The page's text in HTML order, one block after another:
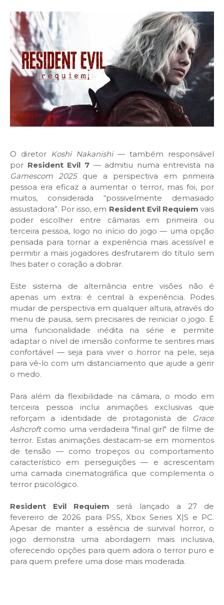
O diretor Koshi Nakanishi— também responsável
por Resident Evil 7— admitiu numa entrevista na
Gamescom 2025que a perspectiva em primeira
pessoa era eficaz a aumentar o terror, mas foi, por
muitos, considerada “possivelmente demasiado
assustadora”. Por isso, em Resident Evil Requiem vais
poder escolher entre câmaras em primeira ou
terceira pessoa, logo no início do jogo — uma opção
pensada para tornar a experiência mais acessível e
permitir a mais jogadores desfrutarem do título sem
lhes bater o coração a dobrar.
Este sistema de alternância entre visões não é
apenas um extra: é central à experiência. Podes
mudar de perspectiva em qualquer altura, através do
menu de pausa, sem precisares de reiniciar o jogo. É
uma funcionalidade inédita na série e permite
adaptar o nível de imersão conforme te sentires mais
confortável — seja para viver o horror na pele, seja
para vê-lo com um distanciamento que ajude a gerir
o medo.
Para além da flexibilidade na câmara, o modo em
terceira pessoa inclui animações exclusivas que
reforçam a identidade de protagonista de
Grace
Ashcroftcomo uma verdadeira "final girl" de filme de
terror. Estas animações destacam-se em momentos
de tensão — como tropeços ou comportamento
característico em perseguições — e acrescentam
uma camada cinematográfica que complementa o
terror psicológico.
Resident Evil Requiem será lançado a 27 de
fevereiro de 2026 para PS5, Xbox Series X|S e PC.
Apesar de manter a essência de survival horror, o
jogo demonstra uma abordagem mais inclusiva,
oferecendo opções para quem adora o terror puro e
para quem prefere uma dose mais moderada.